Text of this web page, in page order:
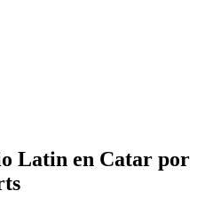
Latin en Catar por